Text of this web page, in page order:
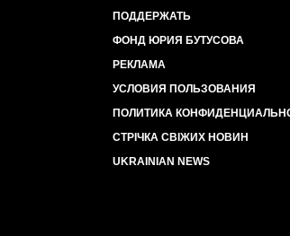
ПОДДЕРЖАТЬ
ФОНД ЮРИЯ БУТУСОВА
РЕКЛАМА
УСЛОВИЯ ПОЛЬЗОВАНИЯ
ПОЛИТИКА
СТРІЧКА СВІЖИХ НОВИН
UKRAINIAN NEWS